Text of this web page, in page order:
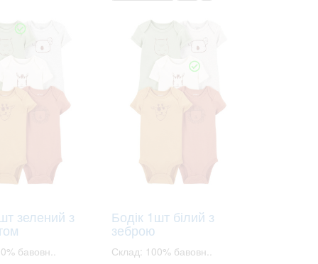
зелений з
бавовн..
Бодік 1шт білий з
зеброю
Склад: 100% бавовн..